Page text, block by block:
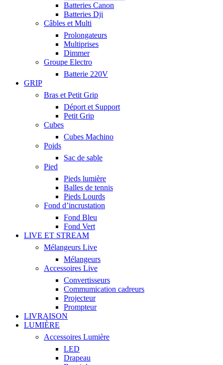
Batteries Canon
Batteries Dji
Câbles et Multi
Prolongateurs
Multiprises
Dimmer
Groupe Electro
Batterie 220V
GRIP
Bras et Petit Grip
Déport et Support
Petit Grip
Cubes
Cubes Machino
Poids
Sac de sable
Pied
Pieds lumière
Balles de tennis
Pieds Lourds
Fond d’incrustation
Fond Bleu
Fond Vert
LIVE ET STREAM
Mélangeurs Live
Mélangeurs
Accessoires Live
Convertisseurs
Commumication cadreurs
Projecteur
Prompteur
LIVRAISON
LUMIÈRE
Accessoires Lumière
LED
Drapeau